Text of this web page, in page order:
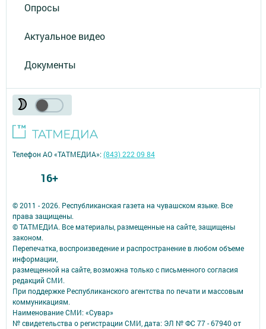
Опросы
Актуальное видео
Документы
© 2011 - 2026. Республиканская газета на чувашском языке. Все
права защищены.
© ТАТМЕДИА. Все материалы, размещенные на сайте, защищены
законом.
Перепечатка, воспроизведение и распространение в любом объеме
информации,
размещенной на сайте, возможна только с письменного согласия
редакций СМИ.
При поддержке Республиканского агентства по печати и массовым
коммуникациям.
Наименование СМИ: «Сувар»
№ свидетельства о регистрации СМИ, дата: ЭЛ № ФС 77 - 67940 от
Телефон АО «ТАТМЕДИА»:(843) 222 09 84
16+